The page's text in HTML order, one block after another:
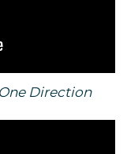
Direction